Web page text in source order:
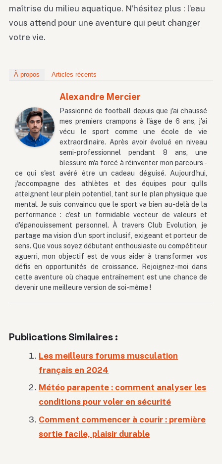
maîtrise du milieu aquatique. N’hésitez plus : l’eau
vous attend pour une aventure qui peut changer
votre vie.
À propos Articles récents
Alexandre Mercier
Passionné de football depuis que j'ai chaussé
mes premiers crampons à l'âge de 6 ans, j'ai
vécu le sport comme une école de vie
extraordinaire. Après avoir évolué en niveau
semi-professionnel pendant 8 ans, une
blessure m'a forcé à réinventer mon parcours -
ce qui s'est avéré être un cadeau déguisé. Aujourd'hui,
j'accompagne des athlètes et des équipes pour qu'ils
atteignent leur plein potentiel, tant sur le plan physique que
mental. Je suis convaincu que le sport va bien au-delà de la
performance : c'est un formidable vecteur de valeurs et
d'épanouissement personnel. À travers Club Evolution, je
partage ma vision d'un sport inclusif, exigeant et porteur de
sens. Que vous soyez débutant enthousiaste ou compétiteur
aguerri, mon objectif est de vous aider à transformer vos
défis en opportunités de croissance. Rejoignez-moi dans
cette aventure où chaque entraînement est une chance de
devenir une meilleure version de soi-même !
Publications Similaires :
Les meilleurs forums musculation
français en 2024
Météo parapente : comment analyser les
conditions pour voler en sécurité
Comment commencer à courir : première
sortie facile, plaisir durable